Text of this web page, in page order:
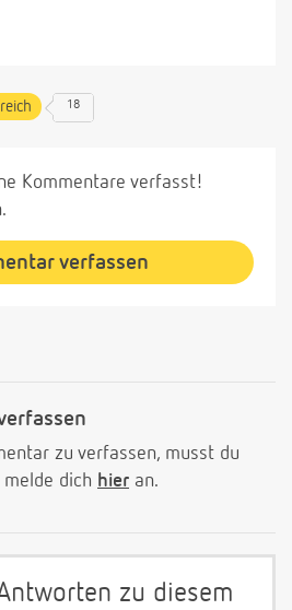
18
Kommentare verfasst!
verfassen
zu verfassen, musst du
dich hier an.
zu diesem